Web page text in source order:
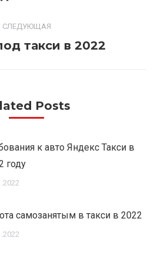
СЛЕДУЮЩАЯ
Следующая
такси в 2022
Posts
к авто Яндекс Такси в
году
самозанятым в такси в 2022